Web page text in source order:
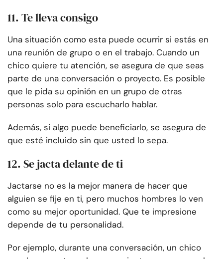
11. Te lleva consigo
Una situación como esta puede ocurrir si estás en
una reunión de grupo o en el trabajo. Cuando un
chico quiere tu atención, se asegura de que seas
parte de una conversación o proyecto. Es posible
que le pida su opinión en un grupo de otras
personas solo para escucharlo hablar.
Además, si algo puede beneficiarlo, se asegura de
que esté incluido sin que usted lo sepa.
12. Se jacta delante de ti
Jactarse no es la mejor manera de hacer que
alguien se fije en ti, pero muchos hombres lo ven
como su mejor oportunidad. Que te impresione
depende de tu personalidad.
Por ejemplo, durante una conversación, un chico